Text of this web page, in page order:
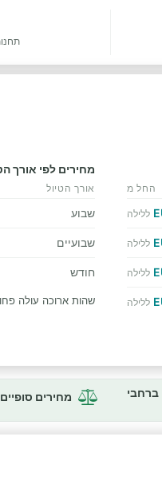
החל מ
ללילה
ללילה
ללילה
ללילה
מחירים לפי אורך
אורך הטיול
שבוע
שבועיים
חודש
שהות ארוכה עולה
50 ספקים ברחבי
מחירים